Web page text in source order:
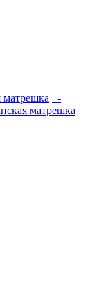
матрешка
-
матрешка